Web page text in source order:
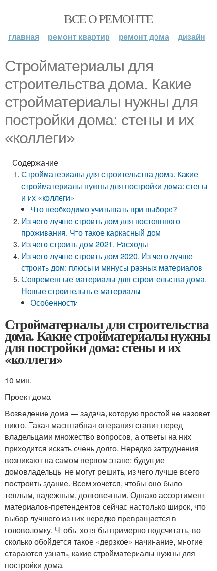
ВСЕ О РЕМОНТЕ
главная ремонт квартир ремонт дома дизайн
Стройматериалы для
строительства дома. Какие
стройматериалы нужны для
постройки дома: стены и их
«коллеги»
Содержание
Стройматериалы для строительства дома. Какие
стройматериалы нужны для постройки дома: стены
и их «коллеги»
Что необходимо учитывать при выборе?
Из чего лучше строить дом для постоянного
проживания. Что такое каркасный дом
Из чего строить дом 2021. Расходы
Из чего лучше строить дом 2020. Из чего лучше
строить дом: плюсы и минусы разных материалов
Современные материалы для строительства дома.
Новые строительные материалы
Особенности
Стройматериалы для строительства
дома. Какие стройматериалы нужны
для постройки дома: стены и их
«коллеги»
10 мин.
Проект дома
Возведение дома — задача, которую простой не назовет
никто. Такая масштабная операция ставит перед
владельцами множество вопросов, а ответы на них
приходится искать очень долго. Нередко затруднения
возникают на самом первом этапе: будущие
домовладельцы не могут решить, из чего лучше всего
построить здание. Всем хочется, чтобы оно было
теплым, надежным, долговечным. Однако ассортимент
материалов-претендентов сейчас настолько широк, что
выбор лучшего из них нередко превращается в
головоломку. Чтобы хотя бы примерно подсчитать, во
сколько обойдется такое «дерзкое» начинание, многие
стараются узнать, какие стройматериалы нужны для
постройки дома.